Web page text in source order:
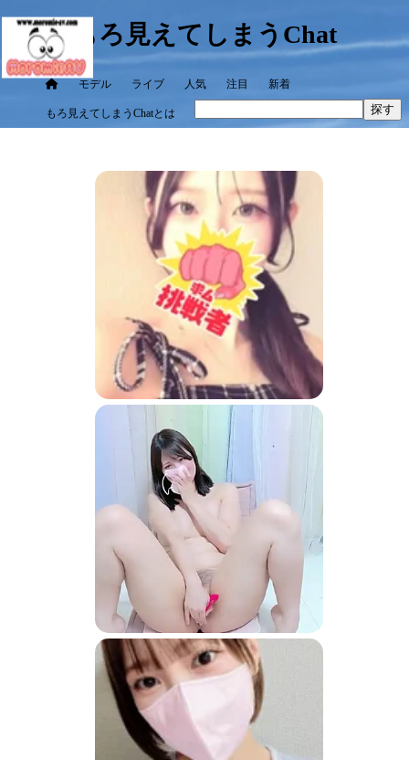
もろ見えてしまうChat
モデル ライブ 人気 注目 新着
もろ見えてしまうChatとは 探す